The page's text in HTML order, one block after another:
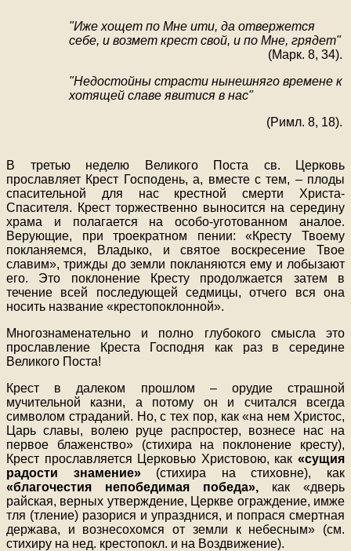
"Иже хощет по Мне ити, да отвержется
себе, и возмет крест свой, и по Мне, грядет"
(Марк. 8, 34).
"Недостойны страсти нынешняго времене к
хотящей славе явитися в нас"
(Римл. 8, 18).
В третью неделю Великого Поста св. Церковь
прославляет Крест Господень, а, вместе с тем, – плоды
спасительной для нас крестной смерти Христа-
Спасителя. Крест торжественно выносится на середину
храма и полагается на особо-уготованном аналое.
Верующие, при троекратном пении: «Кресту Твоему
покланяемся, Владыко, и святое воскресение Твое
славим», трижды до земли покланяются ему и лобызают
его. Это поклонение Кресту продолжается затем в
течение всей последующей седмицы, отчего вся она
носить название «крестопоклонной».
Многознаменательно и полно глубокого смысла это
прославление Креста Господня как раз в середине
Великого Поста!
Крест в далеком прошлом – орудие страшной
мучительной казни, а потому он и считался всегда
символом страданий. Но, с тех пор, как «на нем Христос,
Царь славы, волею руце распростер, вознесе нас на
первое блаженство» (стихира на поклонение кресту),
Крест прославляется Церковью Христовою, как «сущия
радости знамение»(стихира на стиховне), как
«благочестия непобедимая победа», как «дверь
райская, верных утверждение, Церкве ограждение, имже
тля (тление) разорися и упразднися, и попрася смертная
держава, и вознесохомся от земли к небесным» (см.
стихиру на нед. крестопокл. и на Воздвижение).